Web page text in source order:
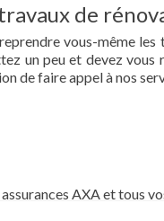
de
vous-même
un peu et devez vous
de faire appel à nos
AXA et tous